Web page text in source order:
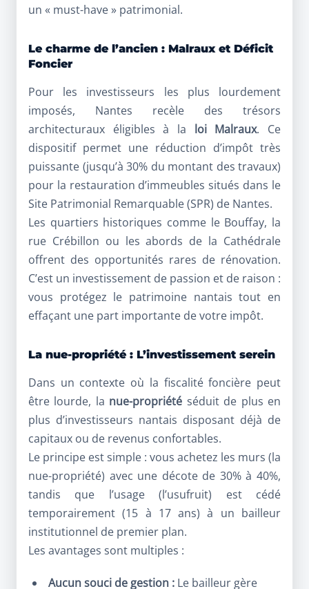
un « must-have » patrimonial.
Le charme de l’ancien : Malraux et Déficit
Foncier
Pour les investisseurs les plus lourdement
imposés, Nantes recèle des trésors
architecturaux éligibles à la loi Malraux. Ce
dispositif permet une réduction d’impôt très
puissante (jusqu’à 30% du montant des travaux)
pour la restauration d’immeubles situés dans le
Site Patrimonial Remarquable (SPR) de Nantes.
Les quartiers historiques comme le Bouffay, la
rue Crébillon ou les abords de la Cathédrale
offrent des opportunités rares de rénovation.
C’est un investissement de passion et de raison :
vous protégez le patrimoine nantais tout en
effaçant une part importante de votre impôt.
La nue-propriété : L’investissement serein
Dans un contexte où la fiscalité foncière peut
être lourde, la nue-propriété séduit de plus en
plus d’investisseurs nantais disposant déjà de
capitaux ou de revenus confortables.
Le principe est simple : vous achetez les murs (la
nue-propriété) avec une décote de 30% à 40%,
tandis que l’usage (l’usufruit) est cédé
temporairement (15 à 17 ans) à un bailleur
institutionnel de premier plan.
Les avantages sont multiples :
Aucun souci de gestion :Le bailleur gère